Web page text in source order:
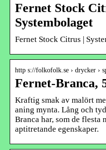
Fernet Stock
Systembolaget
Fernet Stock Citrus |
http s://folkofolk.se › drycker ›
Fernet-Branca,
Kraftig smak av malört
aning mynta. Lång och
Branca har, som de
aptitretande egenskaper.